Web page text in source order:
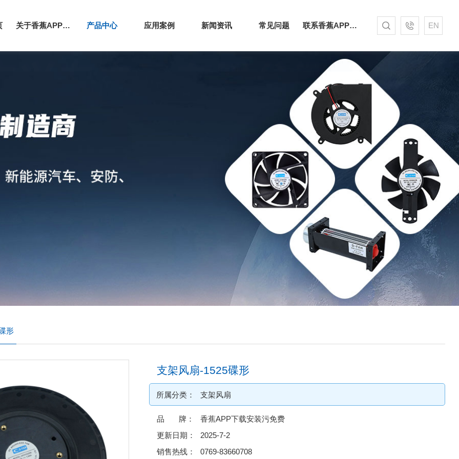
关于香蕉APP下载安装污免费 产品中心 应用案例 新闻资讯 常见问题 联系香蕉APP下载安装污免费 EN
形
支架风扇-1525碟形
所属分类： 支架风扇
品 牌：
香蕉APP下载安装污免费
更新日期：
2025-7-2
销售热线：
0769-83660708